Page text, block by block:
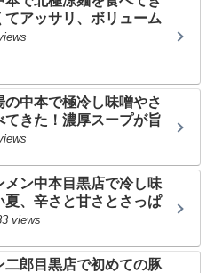
てアッサリ、ボリューム
の中本で極冷し味噌やさ
てきた！濃厚スープが旨
メン中本目黒店で冷し味
夏、辛さと甘さとさっぱ
views
二郎目黒店で初めての豚